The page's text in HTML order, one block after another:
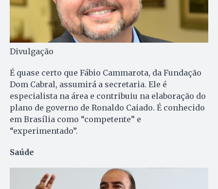
Divulgação
É quase certo que Fábio Cammarota, da Fundação
Dom Cabral, assumirá a secretaria. Ele é
especialista na área e contribuiu na elaboração do
plano de governo de Ronaldo Caiado. É conhecido
em Brasília como “competente” e
“experimentado”.
Saúde